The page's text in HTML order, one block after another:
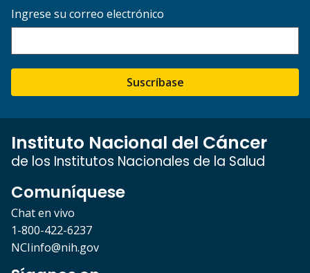
Ingrese su correo electrónico
Suscríbase
Instituto Nacional del Cáncer
de los Institutos Nacionales de la Salud
Comuníquese
Chat en vivo
1-800-422-6237
NCIinfo@nih.gov